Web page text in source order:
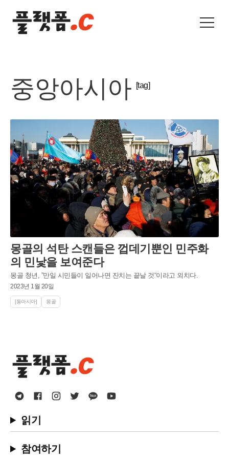
중앙아시아 [tag]
몽골의 석탄 스캔들은 껍데기뿐인 민주화
의 민낯을 보여준다
몽골 청년, ”만일 시민들이 일어나면 잔치는 끝날 것“이라고 외치다.
2023년 1월 20일
[동아시아] 몽골
읽기
참여하기